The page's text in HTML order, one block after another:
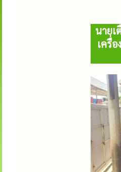
นายเ
เครื่